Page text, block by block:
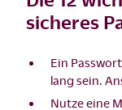
sicheres
Ein
lang sein.
Nutze eine